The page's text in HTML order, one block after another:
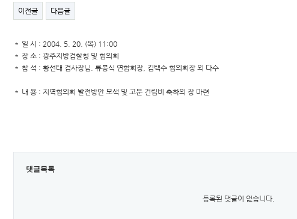
이전글 다음글
＊ 일 시 : 2004. 5. 20. (목) 11:00
＊ 장 소 : 광주지방검찰청 및 협의회
＊ 참 석 : 황선태 검사장님. 류봉식 연합회장, 김택수 협의회장 외 다수
＊ 내 용 : 지역협의회 발전방안 모색 및 고문 건립비 축하의 장 마련
댓글목록
등록된 댓글이 없습니다.